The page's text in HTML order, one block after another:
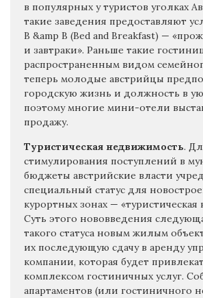
в популярных у туристов уголках
такие заведения предоставляют
B &amp B (Bed and Breakfast) —
и завтраки». Раньше такие
распространенным видом
теперь молодые австрийцы
городскую жизнь и должность в
поэтому многие мини-отели
продажу.
Туристическая недвижимость.
стимулирования поступлений в
бюджеты австрийские власти
специальный статус для
курортных зонах —
Суть этого нововведения
такого статуса новым жилым
их последующую сдачу в аренду
компании, которая будет
комплексом гостиничных услуг.
апартаментов (или гостиничного